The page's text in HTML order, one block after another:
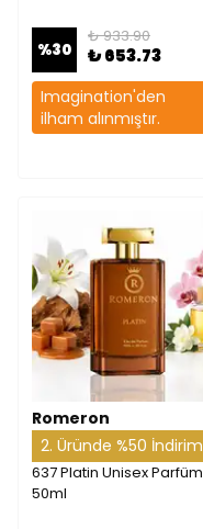
%30
₺ 933.90
₺ 653.73
Imagination'den
ilham alınmıştır.
Romeron
2. Üründe %50 İndirim
637 Platin Unisex Parfüm
50ml